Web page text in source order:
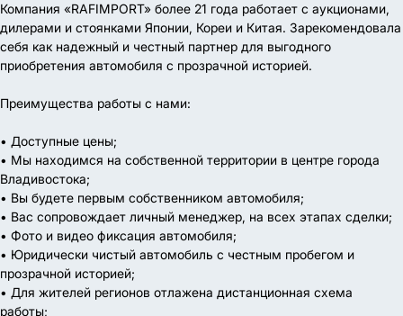
Компания «RAFIMPORT» более 21 года работает с аукционами,
дилерами и стоянками Японии, Кореи и Китая. Зарекомендовала
себя как надежный и честный партнер для выгодного
приобретения автомобиля с прозрачной историей.
Преимущества работы с нами:
• Доступные цены;
• Мы находимся на собственной территории в центре города
Владивостока;
• Вы будете первым собственником автомобиля;
• Вас сопровождает личный менеджер, на всех этапах сделки;
• Фото и видео фиксация автомобиля;
• Юридически чистый автомобиль с честным пробегом и
прозрачной историей;
• Для жителей регионов отлажена дистанционная схема
работы;